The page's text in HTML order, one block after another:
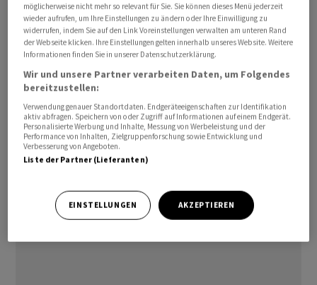
Nach den US-Inflationszahlen hielten sich die
Markterwartungen für eine weitere Zinserhöhung durch
die US-Notenbank Fed unverändert bei einer
Wahrscheinlichkeit von etwa 30 Prozent, erklären die
Experten der Dekabank in einem Morgenkommentar.
möglicherweise nicht mehr so relevant für Sie. Sie können dieses Menü jederzeit
wieder aufrufen, um Ihre Einstellungen zu ändern oder Ihre Einwilligung zu
widerrufen, indem Sie auf den Link Voreinstellungen verwalten am unteren Rand
der Webseite klicken. Ihre Einstellungen gelten innerhalb unseres Website. Weitere
Informationen finden Sie in unserer Datenschutzerklärung.
Wir und unsere Partner verarbeiten Daten, um Folgendes
bereitzustellen:
Verwendung genauer Standortdaten. Endgeräteeigenschaften zur Identifikation
aktiv abfragen. Speichern von oder Zugriff auf Informationen auf einem Endgerät.
Personalisierte Werbung und Inhalte, Messung von Werbeleistung und der
Performance von Inhalten, Zielgruppenforschung sowie Entwicklung und
Verbesserung von Angeboten.
Liste der Partner (Lieferanten)
EINSTELLUNGEN AKZEPTIEREN